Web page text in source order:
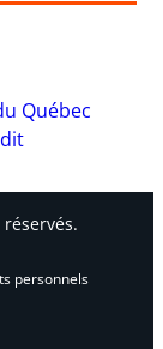
Québec
personnels